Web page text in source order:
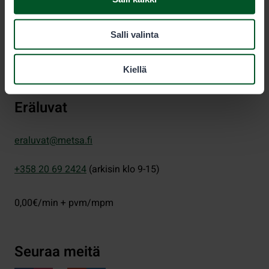
Salli valinta
Kiellä
PL 80 (Opastinsilta 12 C)
00521Helsinki
Eräluvat
eraluvat@metsa.fi
+358 20 69 2424 (arkisin klo 9-15)
0,00€/min + pvm/mpm
Seuraa meitä